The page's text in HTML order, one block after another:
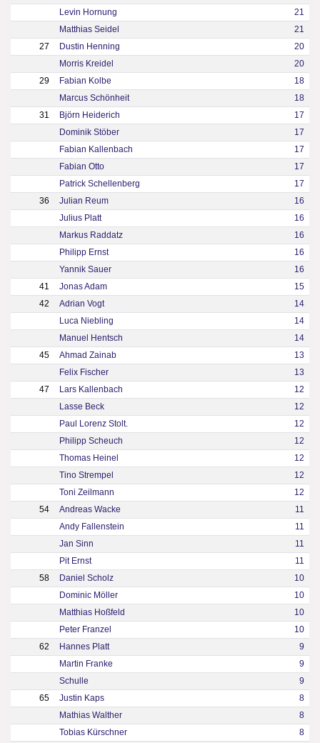
Levin Hornung
21
Matthias Seidel
21
27
Dustin Henning
20
Morris Kreidel
20
29
Fabian Kolbe
18
Marcus Schönheit
18
31
Björn Heiderich
17
Dominik Stöber
17
Fabian Kallenbach
17
Fabian Otto
17
Patrick Schellenberg
17
36
Julian Reum
16
Julius Platt
16
Markus Raddatz
16
Philipp Ernst
16
Yannik Sauer
16
41
Jonas Adam
15
42
Adrian Vogt
14
Luca Niebling
14
Manuel Hentsch
14
45
Ahmad Zainab
13
Felix Fischer
13
47
Lars Kallenbach
12
Lasse Beck
12
Paul Lorenz Stolt.
12
Philipp Scheuch
12
Thomas Heinel
12
Tino Strempel
12
Toni Zeilmann
12
54
Andreas Wacke
11
Andy Fallenstein
11
Jan Sinn
11
Pit Ernst
11
58
Daniel Scholz
10
Dominic Möller
10
Matthias Hoßfeld
10
Peter Franzel
10
62
Hannes Platt
9
Martin Franke
9
Schulle
9
65
Justin Kaps
8
Mathias Walther
8
Tobias Kürschner
8